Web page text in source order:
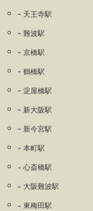
天王寺駅
難波駅
京橋駅
鶴橋駅
淀屋橋駅
新大阪駅
新今宮駅
本町駅
心斎橋駅
大阪難波駅
東梅田駅